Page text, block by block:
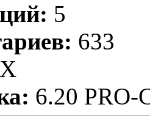
5
633
6.20 PRO-